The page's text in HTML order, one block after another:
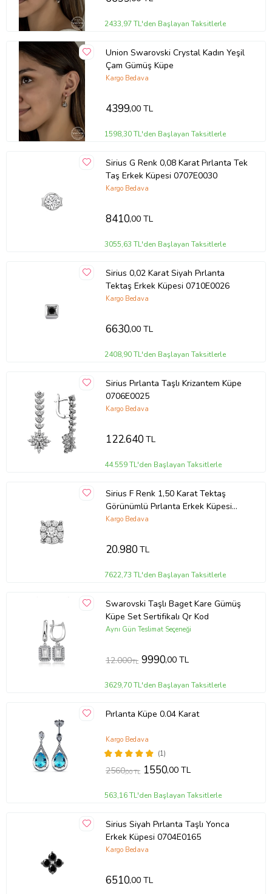
2433,97 TL'den Başlayan Taksitlerle
Union Swarovski Crystal Kadın Yeşil
Çam Gümüş Küpe
Kargo Bedava
4399,00 TL
1598,30 TL'den Başlayan Taksitlerle
Sirius G Renk 0,08 Karat Pırlanta Tek
Taş Erkek Küpesi 0707E0030
Kargo Bedava
8410,00 TL
3055,63 TL'den Başlayan Taksitlerle
Sirius 0,02 Karat Siyah Pırlanta
Tektaş Erkek Küpesi 0710E0026
Kargo Bedava
6630,00 TL
2408,90 TL'den Başlayan Taksitlerle
Sirius Pırlanta Taşlı Krizantem Küpe
0706E0025
Kargo Bedava
122.640TL
44.559 TL'den Başlayan Taksitlerle
Sirius F Renk 1,50 Karat Tektaş
Görünümlü Pırlanta Erkek Küpesi
0704E0118
Kargo Bedava
20.980TL
7622,73 TL'den Başlayan Taksitlerle
Swarovski Taşlı Baget Kare Gümüş
Küpe Set Sertifikalı Qr Kod
Aynı Gün Teslimat Seçeneği
12.000TL 9990,00 TL
3629,70 TL'den Başlayan Taksitlerle
Pırlanta Küpe 0.04 Karat
(1)
Kargo Bedava
2560,00 TL 1550,00 TL
563,16 TL'den Başlayan Taksitlerle
Sirius Siyah Pırlanta Taşlı Yonca
Erkek Küpesi 0704E0165
Kargo Bedava
6510,00 TL